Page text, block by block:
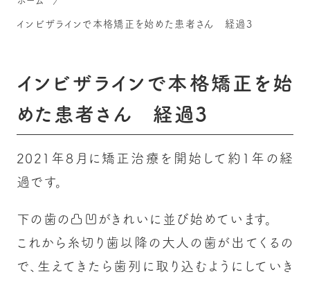
インビザラインで本格矯正を始めた患者さん 経過3
インビザラインで本格矯正を始
めた患者さん 経過3
2021年8月に矯正治療を開始して約1年の経
過です。
下の歯の凸凹がきれいに並び始めています。
これから糸切り歯以降の大人の歯が出てくるの
で、生えてきたら歯列に取り込むようにしていき